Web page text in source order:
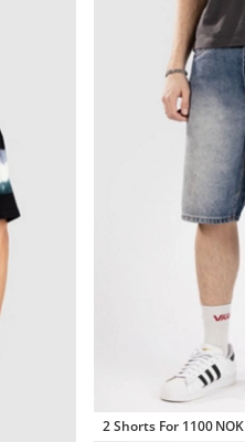
2 Shorts For 1100 NOK